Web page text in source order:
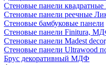
Стеновые панели
Стеновые панели реечные
Стеновые бамбуковые панели
Стеновые панели Finitura,
Стеновые панели Madest
Стеновые панели Ultrawood
Брус декоративный МДФ